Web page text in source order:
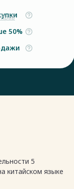
50%
5
китайском языке